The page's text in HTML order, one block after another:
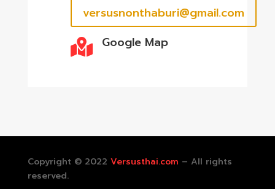
versusnonthaburi@gmail.com
 Google Map
Copyright © 2022 Versusthai.com – All rights
reserved.